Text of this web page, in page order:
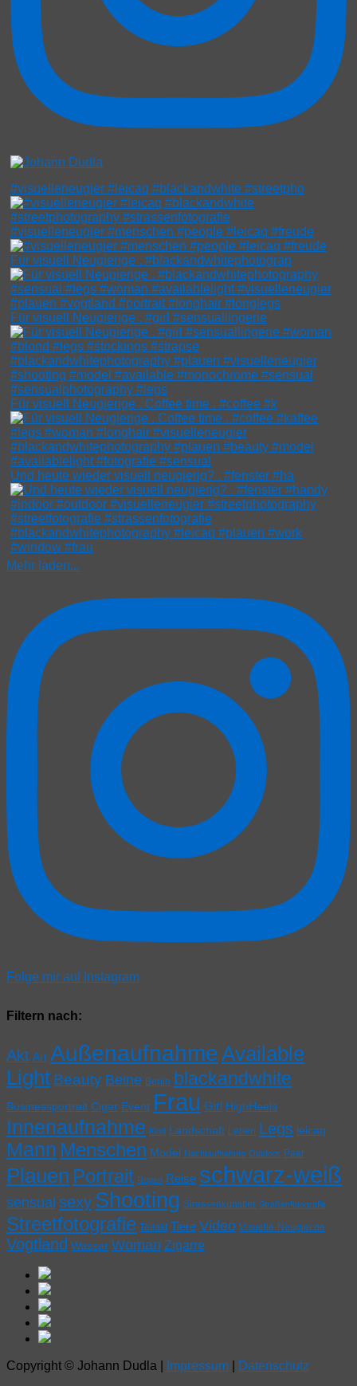
#visuelleneugier #leicaq #blackandwhite #streetpho
#visuelleneugier #menschen #people #leicaq #freude
Für visuell Neugierige . #blackandwhitephotograp
Für visuell Neugierige . #girl #sensuallingerie
Für visuell Neugierige . Coffee time . #coffee #k
Und heute wieder visuell neugierig? . #fenster #ha
Mehr laden...
Folge mir auf Instagram
Filtern nach:
Akt Art AußenaufnahmeAvailable
Light Beauty Beine Berlin blackandwhite
Businessportrait Cigar Event Frau Girl HighHeels
Innenaufnahme Kind Landschaft Leben Legs leicaq
Mann Menschen Model Nachtaufnahme Outdoor Paar
Plauen Portrait Regen Reise schwarz-weiß
sensual sexy Shooting Strassenkünstler Straßenfotografie
Streetfotografie Teilakt Tiere Video Visuelle-Neugier.de
Vogtland Wasser Woman Zigarre
Copyright © Johann Dudla | Impressum Datenschutz